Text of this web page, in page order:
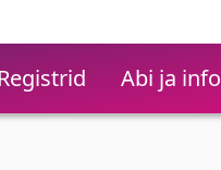
Registrid Abi ja info